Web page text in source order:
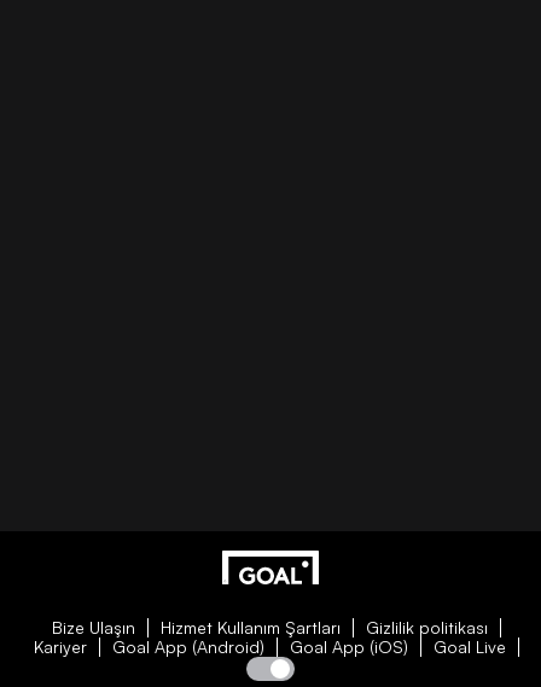
Bize Ulaşın Hizmet Kullanım Şartları
Gizlilik politikası
Kariyer
Goal App (Android) Goal App (iOS) Goal Live